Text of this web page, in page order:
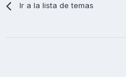
Ir a la lista de temas